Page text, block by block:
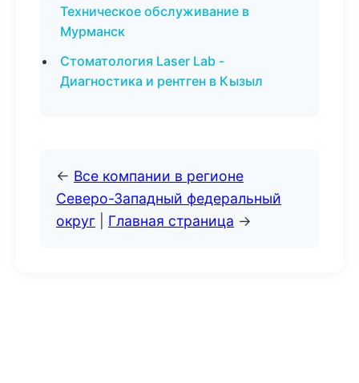
Техническое обслуживание в
Мурманск
Стоматология Laser Lab -
Диагностика и рентген в Кызыл
← Все компании в регионе
Северо-Западный федеральный
округ
Главная страница →